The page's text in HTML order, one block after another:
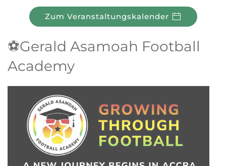
Zum Veranstaltungskalender
⚽Gerald Asamoah Football
Academy